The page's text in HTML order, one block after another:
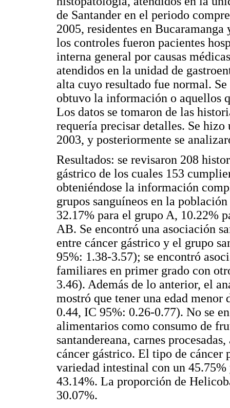
de Santander en el periodo
2005, residentes en
los controles fueron pacientes
interna general por causas
atendidos en la unidad de
alta cuyo resultado fue normal.
obtuvo la información o aquellos
Los datos se tomaron de las
requería precisar detalles. Se hizo
2003, y posteriormente se
Resultados: se revisaron 208
gástrico de los cuales 153
obteniéndose la información
grupos sanguíneos en la
32.17% para el grupo A, 10.22%
AB. Se encontró una asociación
entre cáncer gástrico y el grupo
95%: 1.38-3.57); se encontró
familiares en primer grado con
3.46). Además de lo anterior, el
mostró que tener una edad menor
0.44, IC 95%: 0.26-0.77). No se
alimentarios como consumo de
santandereana, carnes
cáncer gástrico. El tipo de cáncer
variedad intestinal con un
43.14%. La proporción de
30.07%.